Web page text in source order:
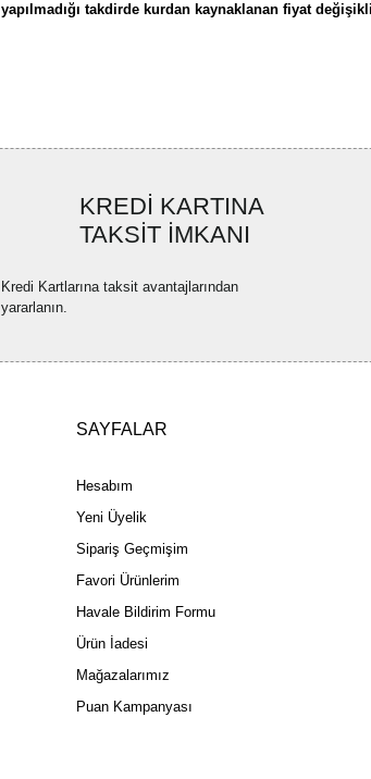
yapılmadığı takdirde kurdan kaynaklanan fiyat
Ürün açıklamasında eksik bilgiler bulunuyor.
Ürün bilgilerinde hatalar bulunuyor.
Bu ürüne benzer farklı alternatifler olmalı.
KREDİ KARTINA
TAKSİT İMKANI
Kredi Kartlarına taksit avantajlarından
yararlanın.
SAYFALAR
Hesabım
Yeni Üyelik
Sipariş Geçmişim
Favori Ürünlerim
Havale Bildirim Formu
Ürün İadesi
Mağazalarımız
Puan Kampanyası